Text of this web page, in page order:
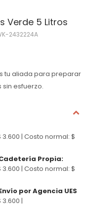
Verde 5 Litros
2432224A
tu aliada para preparar
esfuerzo.
| Costo normal: $
Propia:
| Costo normal: $
por Agencia UES
|